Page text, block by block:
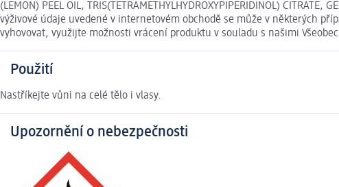
(LEMON) PEEL OIL, TRIS(TETRAMETHYLHYDROXYPIPERIDINOL) CITRATE,
výživové údaje uvedené v internetovém obchodě se může v některých
vyhovovat, využijte možnosti vrácení produktu v souladu s našimi
Použití
Nastříkejte vůni na celé tělo i vlasy.
Upozornění o nebezpečnosti